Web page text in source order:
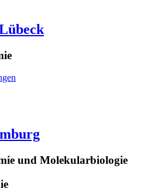
und Molekularbiologie